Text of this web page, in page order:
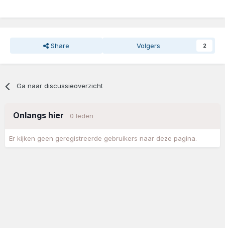
Share Volgers 2
Ga naar discussieoverzicht
Onlangs hier 0 leden
Er kijken geen geregistreerde gebruikers naar deze pagina.